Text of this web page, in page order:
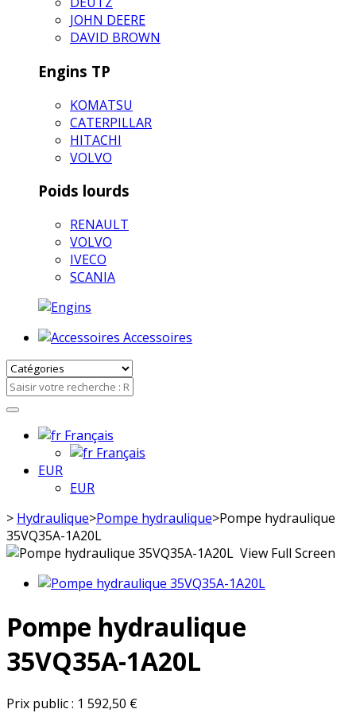
JOHN DEERE
DAVID BROWN
Engins TP
KOMATSU
CATERPILLAR
HITACHI
VOLVO
Poids lourds
RENAULT
VOLVO
IVECO
SCANIA
Accessoires
Français
Français
EUR
EUR
> Hydraulique>Pompe hydraulique>Pompe hydraulique
35VQ35A-1A20L
View Full Screen
Pompe hydraulique
35VQ35A-1A20L
Prix public : 1 592,50 €